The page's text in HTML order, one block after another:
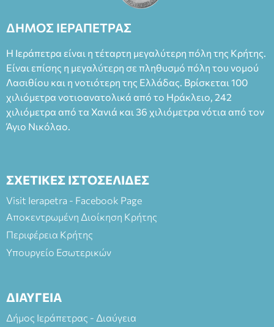
ΔΗΜΟΣ ΙΕΡΑΠΕΤΡΑΣ
Η Ιεράπετρα είναι η τέταρτη μεγαλύτερη πόλη της Κρήτης.
Είναι επίσης η μεγαλύτερη σε πληθυσμό πόλη του νομού
Λασιθίου και η νοτιότερη της Ελλάδας. Βρίσκεται 100
χιλιόμετρα νοτιοανατολικά από το Ηράκλειο, 242
χιλιόμετρα από τα Χανιά και 36 χιλιόμετρα νότια από τον
Άγιο Νικόλαο.
ΣΧΕΤΙΚΕΣ ΙΣΤΟΣΕΛΙΔΕΣ
Visit Ierapetra - Facebook Page
Αποκεντρωμένη Διοίκηση Κρήτης
Περιφέρεια Κρήτης
Υπουργείο Εσωτερικών
ΔΙΑΥΓΕΙΑ
Δήμος Ιεράπετρας - Διαύγεια